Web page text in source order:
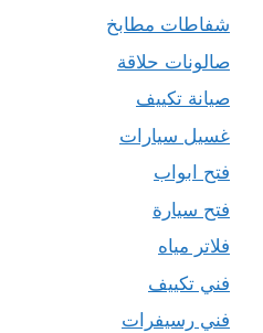
شفاطات مطابخ
صالونات حلاقة
صيانة تكييف
غسيل سيارات
فتح ابواب
فتح سيارة
فلاتر مياه
فني تكييف
فني رسيفرات